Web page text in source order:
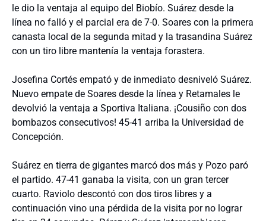
le dio la ventaja al equipo del Biobío. Suárez desde la
línea no falló y el parcial era de 7-0. Soares con la primera
canasta local de la segunda mitad y la trasandina Suárez
con un tiro libre mantenía la ventaja forastera.
Josefina Cortés empató y de inmediato desniveló Suárez.
Nuevo empate de Soares desde la línea y Retamales le
devolvió la ventaja a Sportiva Italiana. ¡Cousiño con dos
bombazos consecutivos! 45-41 arriba la Universidad de
Concepción.
Suárez en tierra de gigantes marcó dos más y Pozo paró
el partido. 47-41 ganaba la visita, con un gran tercer
cuarto. Raviolo descontó con dos tiros libres y a
continuación vino una pérdida de la visita por no lograr